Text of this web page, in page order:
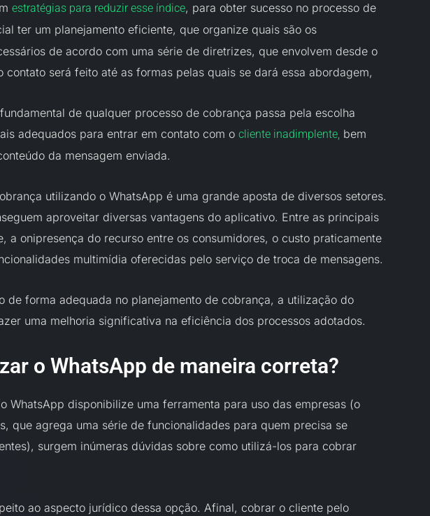
estratégias para reduzir esse índice, para obter sucesso no processo de
ter um planejamento eficiente, que organize quais são os
de acordo com uma série de diretrizes, que envolvem desde o
contato será feito até as formas pelas quais se dará essa abordagem,
de qualquer processo de cobrança passa pela escolha
adequados para entrar em contato com o cliente inadimplente, bem
da mensagem enviada.
utilizando o WhatsApp é uma grande aposta de diversos setores.
aproveitar diversas vantagens do aplicativo. Entre as principais
a onipresença do recurso entre os consumidores, o custo praticamente
multimídia oferecidas pelo serviço de troca de mensagens.
de forma adequada no planejamento de cobrança, a utilização do
uma melhoria significativa na eficiência dos processos adotados.
o WhatsApp de maneira correta?
WhatsApp disponibilize uma ferramenta para uso das empresas (o
que agrega uma série de funcionalidades para quem precisa se
surgem inúmeras dúvidas sobre como utilizá-los para cobrar
ao aspecto jurídico dessa opção. Afinal, cobrar o cliente pelo